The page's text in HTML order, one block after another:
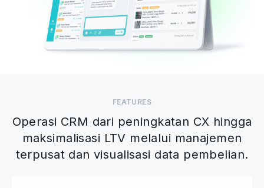
FEATURES
Operasi CRM dari peningkatan CX hingga
maksimalisasi LTV melalui manajemen
terpusat dan visualisasi data pembelian.